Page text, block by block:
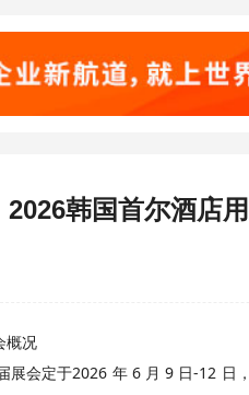
2026韩国首尔酒店
概况
展会定于2026 年 6 月 9 日-12 日